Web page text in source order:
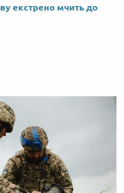
екстрено мчить до